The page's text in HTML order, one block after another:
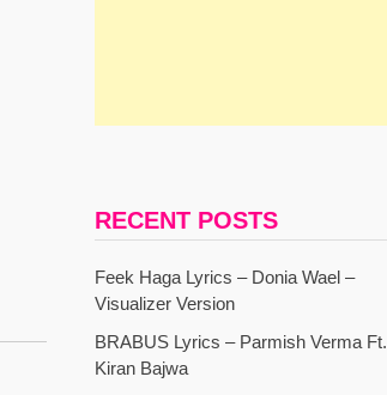
RECENT POSTS
Feek Haga Lyrics – Donia Wael –
Visualizer Version
BRABUS Lyrics – Parmish Verma Ft.
Kiran Bajwa